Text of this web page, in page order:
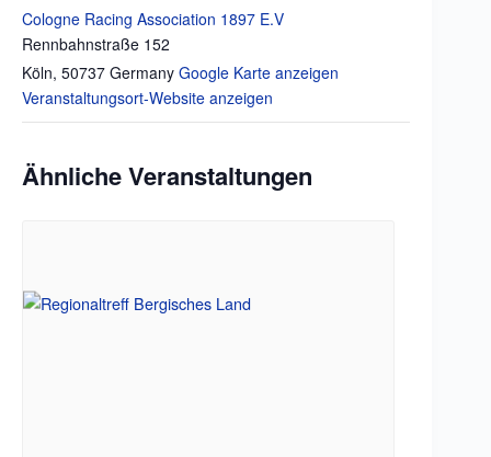
Cologne Racing Association 1897 E.V
Rennbahnstraße 152
Köln, 50737 Germany Google Karte anzeigen
Veranstaltungsort-Website anzeigen
Ähnliche Veranstaltungen